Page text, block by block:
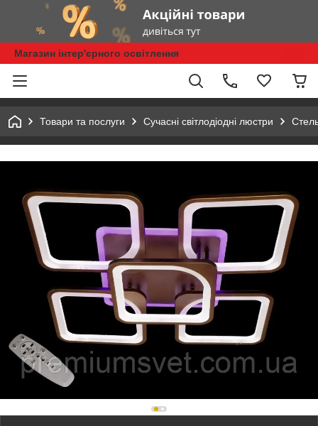
Магазин інтер'єрного освітлення
Товари та послуги Сучасні світлодіодні люстри